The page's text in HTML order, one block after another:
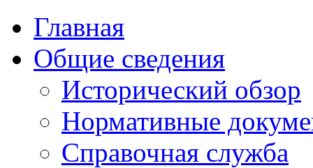
Главная
Общие сведения
Исторический обзор
Нормативные
Справочная служба